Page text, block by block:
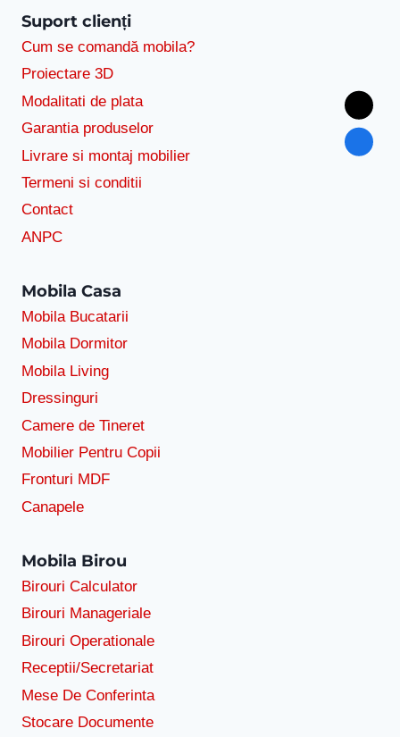
Suport clienți
Cum se comandă mobila?
Proiectare 3D
Modalitati de plata
Garantia produselor
Livrare si montaj mobilier
Termeni si conditii
Contact
ANPC
Mobila Casa
Mobila Bucatarii
Mobila Dormitor
Mobila Living
Dressinguri
Camere de Tineret
Mobilier Pentru Copii
Fronturi MDF
Canapele
Mobila Birou
Birouri Calculator
Birouri Manageriale
Birouri Operationale
Receptii/Secretariat
Mese De Conferinta
Stocare Documente